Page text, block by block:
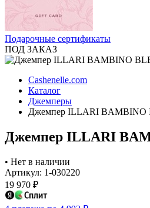
Подарочные сертификаты
ПОД ЗАКАЗ
Cashenelle.com
Каталог
Джемперы
Джемпер ILLARI BAMBINO
Джемпер ILLARI
• Нет в наличии
Артикул: 1-030220
19 970 ₽